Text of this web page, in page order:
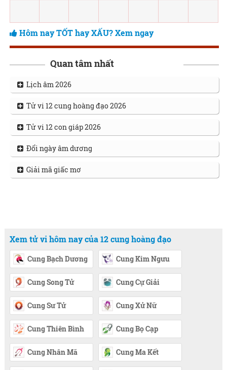
Hôm nay TỐT hay XẤU? Xem ngay
Quan tâm nhất
Lịch âm 2026
Tử vi 12 cung hoàng đạo 2026
Tử vi 12 con giáp 2026
Đổi ngày âm dương
Giải mã giấc mơ
Xem tử vi hôm nay của 12 cung hoàng đạo
Cung Bạch Dương Cung Kim Ngưu
Cung Song Tử Cung Cự Giải
Cung Sư Tử Cung Xử Nữ
Cung Thiên Bình Cung Bọ Cạp
Cung Nhân Mã Cung Ma Kết